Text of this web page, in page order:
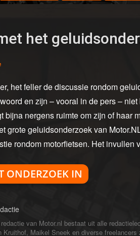
het
het feller de discussie rondom
en zijn – vooral in de pers –
bijna nergens ruimte om zijn of
grote geluidsonderzoek van
rondom motorfietsen. Het invullen
ONDERZOEK IN
van Motor.nl bestaat uit alle
Kruithof, Maikel Sneek en diverse